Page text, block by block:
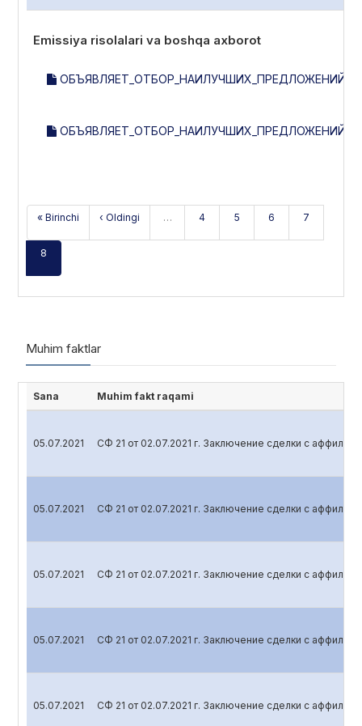
Emissiya risolalari va boshqa axborot
« Birinchi ‹ Oldingi … 4 5 6 7
8
Muhim faktlar
Sana Muhim fakt raqami
05.07.2021 СФ 21 от 02.07.2021 г. Заключение сделки с
05.07.2021 СФ 21 от 02.07.2021 г. Заключение сделки с
05.07.2021 СФ 21 от 02.07.2021 г. Заключение сделки с
05.07.2021 СФ 21 от 02.07.2021 г. Заключение сделки с
05.07.2021 СФ 21 от 02.07.2021 г. Заключение сделки с